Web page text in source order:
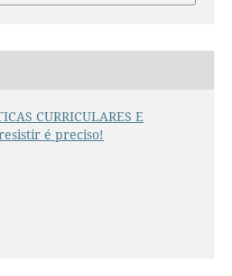
CURRICULARES E
é preciso!